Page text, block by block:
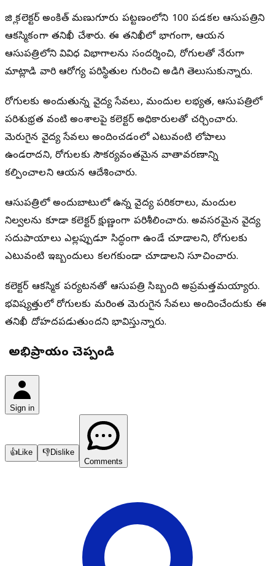
జిల్లా కలెక్టర్ అంకిత్ మణుగూరు పట్టణంలోని 100 పడకల ఆసుపత్రిని
ఆకస్మికంగా తనిఖీ చేశారు. ఈ తనిఖీలో భాగంగా, ఆయన
ఆసుపత్రిలోని వివిధ విభాగాలను సందర్శించి, రోగులతో నేరుగా
మాట్లాడి వారి ఆరోగ్య పరిస్థితుల గురించి అడిగి తెలుసుకున్నారు.
రోగులకు అందుతున్న వైద్య సేవలు, మందుల లభ్యత, ఆసుపత్రిలో
పరిశుభ్రత వంటి అంశాలపై కలెక్టర్ అధికారులతో చర్చించారు.
మెరుగైన వైద్య సేవలు అందించడంలో ఎటువంటి లోపాలు
ఉండరాదని, రోగులకు సౌకర్యవంతమైన వాతావరణాన్ని
కల్పించాలని ఆయన ఆదేశించారు.
ఆసుపత్రిలో అందుబాటులో ఉన్న వైద్య పరికరాలు, మందుల
నిల్వలను కూడా కలెక్టర్ క్షుణ్ణంగా పరిశీలించారు. అవసరమైన వైద్య
సదుపాయాలు ఎల్లప్పుడూ సిద్ధంగా ఉండేలా చూడాలని, రోగులకు
ఎటువంటి ఇబ్బందులు కలగకుండా చూడాలని సూచించారు.
కలెక్టర్ ఆకస్మిక పర్యటనతో ఆసుపత్రి సిబ్బంది అప్రమత్తమయ్యారు.
భవిష్యత్తులో రోగులకు మరింత మెరుగైన సేవలు అందించేందుకు ఈ
తనిఖీ దోహదపడుతుందని భావిస్తున్నారు.
మీ అభిప్రాయం చెప్పండి
Sign in
👍Like 👎Dislike
Comments